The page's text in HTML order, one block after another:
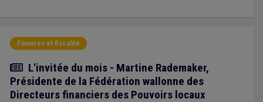
Finances et fiscalité
Article
L'invitée du mois - Martine Rademaker,
Présidente de la Fédération wallonne des
Directeurs financiers des Pouvoirs locaux